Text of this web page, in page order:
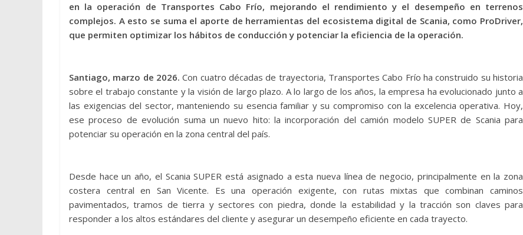
en la operación de Transportes Cabo Frío, mejorando el rendimiento y el desempeño en terrenos
complejos. A esto se suma el aporte de herramientas del ecosistema digital de Scania, como ProDriver,
que permiten optimizar los hábitos de conducción y potenciar la eficiencia de la operación.
Santiago, marzo de 2026.Con cuatro décadas de trayectoria, Transportes Cabo Frío ha construido su historia
sobre el trabajo constante y la visión de largo plazo. A lo largo de los años, la empresa ha evolucionado junto a
las exigencias del sector, manteniendo su esencia familiar y su compromiso con la excelencia operativa. Hoy,
ese proceso de evolución suma un nuevo hito: la incorporación del camión modelo SUPER de Scania para
potenciar su operación en la zona central del país.
Desde hace un año, el Scania SUPER está asignado a esta nueva línea de negocio, principalmente en la zona
costera central en San Vicente. Es una operación exigente, con rutas mixtas que combinan caminos
pavimentados, tramos de tierra y sectores con piedra, donde la estabilidad y la tracción son claves para
responder a los altos estándares del cliente y asegurar un desempeño eficiente en cada trayecto.